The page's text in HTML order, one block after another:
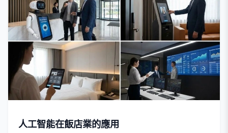
人工智能在飯店業的應用